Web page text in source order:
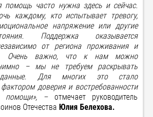
помощь часто нужна здесь и сейчас.
каждому, кто испытывает тревогу,
напряжение или другие
Поддержка оказывается
от региона проживания и
Очень важно, что к нам можно
– мы не требуем раскрывать
данные. Для многих это стало
доверия и востребованности
помощи», – отмечает руководитель
Отечества Юлия Белехова.